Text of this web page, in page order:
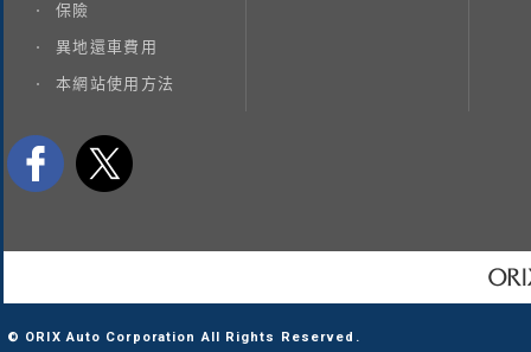
保險
異地還車費用
本網站使用方法
© ORIX Auto Corporation All Rights Reserved.